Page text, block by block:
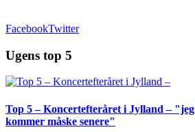
FacebookTwitter
Ugens top 5
Top 5 – Koncertefteråret i Jylland – "jeg
kommer måske senere"